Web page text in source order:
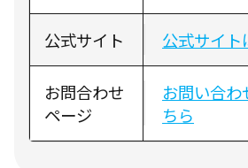
公式サイト 公式サイト
お問合わせ
ページ
お問い合わ
ちら